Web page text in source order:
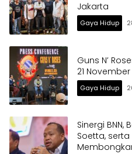
Jakarta
Gaya Hidup
Guns N’
21
Gaya Hidup
Sinergi
Soetta, serta